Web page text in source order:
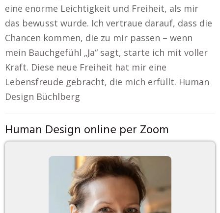
eine enorme Leichtigkeit und Freiheit, als mir
das bewusst wurde. Ich vertraue darauf, dass die
Chancen kommen, die zu mir passen – wenn
mein Bauchgefühl „Ja“ sagt, starte ich mit voller
Kraft. Diese neue Freiheit hat mir eine
Lebensfreude gebracht, die mich erfüllt. Human
Design Büchlberg
Human Design online per Zoom